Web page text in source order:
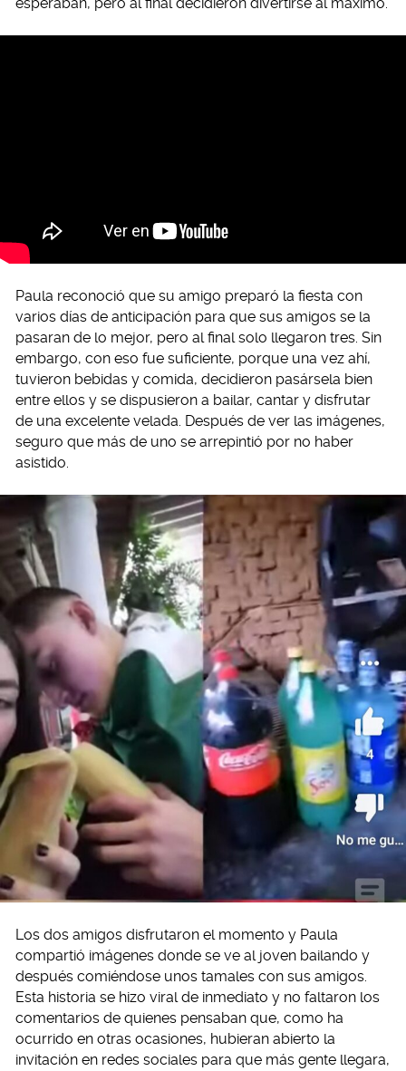
Paula reconoció que su amigo preparó la fiesta con
varios días de anticipación para que sus amigos se la
pasaran de lo mejor, pero al final solo llegaron tres. Sin
embargo, con eso fue suficiente, porque una vez ahí,
tuvieron bebidas y comida, decidieron pasársela bien
entre ellos y se dispusieron a bailar, cantar y disfrutar
de una excelente velada. Después de ver las imágenes,
seguro que más de uno se arrepintió por no haber
asistido.
Los dos amigos disfrutaron el momento y Paula
compartió imágenes donde se ve al joven bailando y
después comiéndose unos tamales con sus amigos.
Esta historia se hizo viral de inmediato y no faltaron los
comentarios de quienes pensaban que, como ha
ocurrido en otras ocasiones, hubieran abierto la
invitación en redes sociales para que más gente llegara,